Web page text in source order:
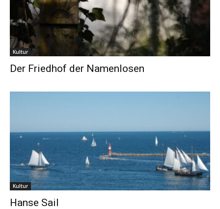
Kultur
Der Friedhof der Namenlosen
Kultur
Hanse Sail